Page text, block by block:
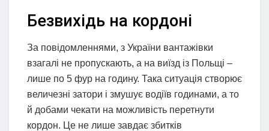
Безвихідь на кордоні
За повідомленнями, з України вантажівки
взагалі не пропускають, а на виїзд із Польщі –
лише по 5 фур на годину. Така ситуація створює
величезні затори і змушує водіїв годинами, а то
й добами чекати на можливість перетнути
кордон. Це не лише завдає збитків